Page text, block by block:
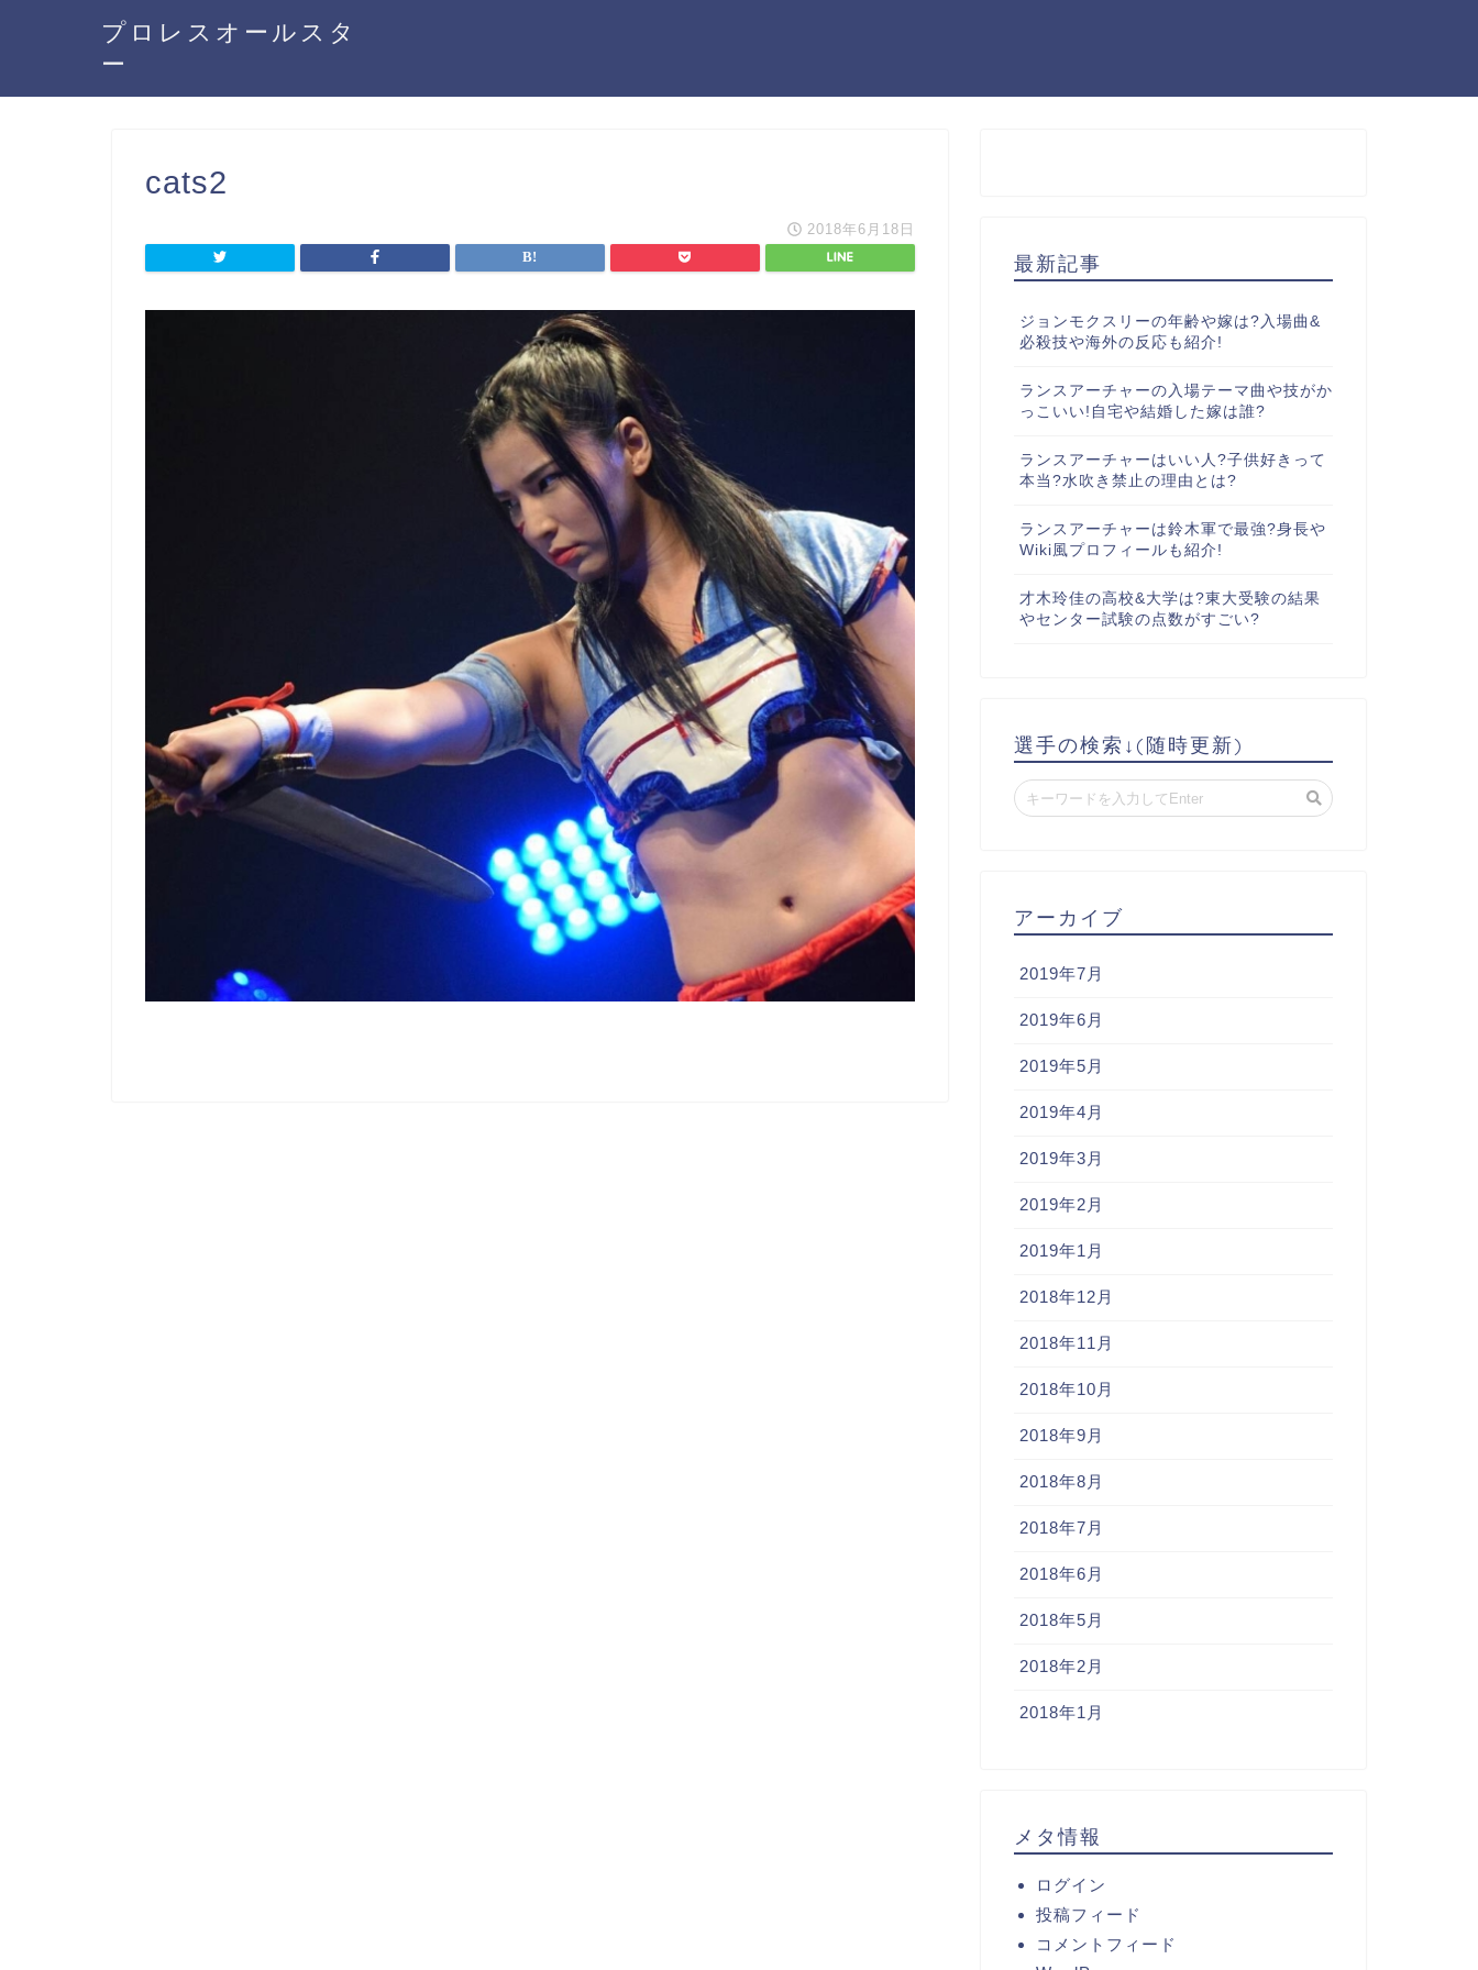
プロレスオールスタ
ー
cats2
2018年6月18日
最新記事
ジョンモクスリーの年齢や嫁は?入場曲&
必殺技や海外の反応も紹介!
ランスアーチャーの入場テーマ曲や技がか
っこいい!自宅や結婚した嫁は誰?
ランスアーチャーはいい人?子供好きって
本当?水吹き禁止の理由とは?
ランスアーチャーは鈴木軍で最強?身長や
Wiki風プロフィールも紹介!
才木玲佳の高校&大学は?東大受験の結果
やセンター試験の点数がすごい?
選手の検索↓(随時更新)
アーカイブ
2019年7月
2019年6月
2019年5月
2019年4月
2019年3月
2019年2月
2019年1月
2018年12月
2018年11月
2018年10月
2018年9月
2018年8月
2018年7月
2018年6月
2018年5月
2018年2月
2018年1月
メタ情報
ログイン
投稿フィード
コメントフィード